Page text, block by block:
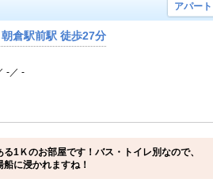
アパート
倉駅前駅 徒歩27分
-／ -
る1Ｋのお部屋です！バス・トイレ別なので、
に浸かれますね！